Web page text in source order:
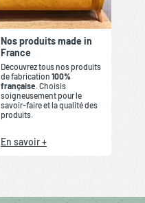
Nos produits made in
France
Découvrez tous nos produits
de fabrication 100%
française . Choisis
soigneusement pour le
savoir-faire et la qualité des
produits.
En savoir +